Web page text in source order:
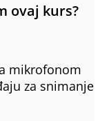
ovaj kurs?
mikrofonom
za snimanje